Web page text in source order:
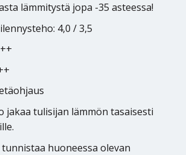
lämmitystä jopa -35 asteessa!
4,0 / 3,5
jakaa tulisijan lämmön tasaisesti
huoneessa olevan